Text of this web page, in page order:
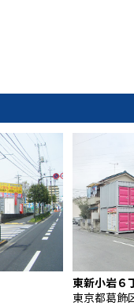
東新小岩６
東京都葛飾